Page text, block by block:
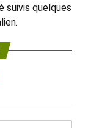
suivis quelques